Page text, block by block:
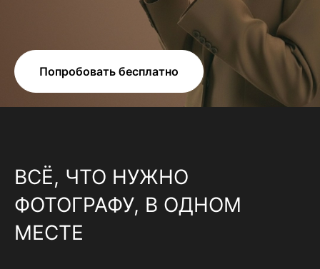
Попробовать бесплатно
ВСЁ, ЧТО НУЖНО
ФОТОГРАФУ, В ОДНОМ
МЕСТЕ